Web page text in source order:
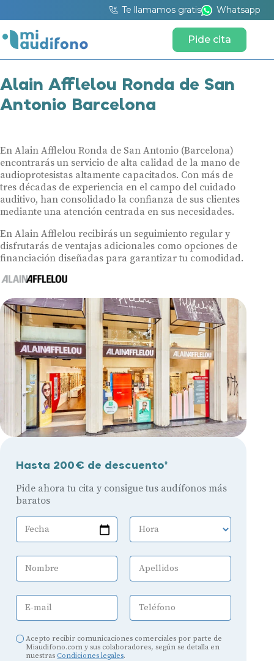
Te llamamos gratis Whatsapp
Pide cita
Alain Afflelou Ronda de San
Antonio Barcelona
En Alain Afflelou Ronda de San Antonio (Barcelona)
encontrarás un servicio de alta calidad de la mano de
audioprotesistas altamente capacitados. Con más de
tres décadas de experiencia en el campo del cuidado
auditivo, han consolidado la confianza de sus clientes
mediante una atención centrada en sus necesidades.
En Alain Afflelou recibirás un seguimiento regular y
disfrutarás de ventajas adicionales como opciones de
financiación diseñadas para garantizar tu comodidad.
Hasta 200€ de descuento*
Pide ahora tu cita y consigue tus audífonos más
baratos
Fecha Hora
Nombre Apellidos
E-mail Teléfono
Acepto recibir comunicaciones comerciales por parte de
Miaudifono.com y sus colaboradores, según se detalla en
nuestras Condiciones legales.